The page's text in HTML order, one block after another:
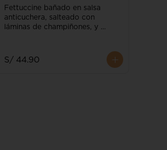
Fettuccine bañado en salsa
anticuchera, salteado con
láminas de champiñones, y
fino
S/ 44.90